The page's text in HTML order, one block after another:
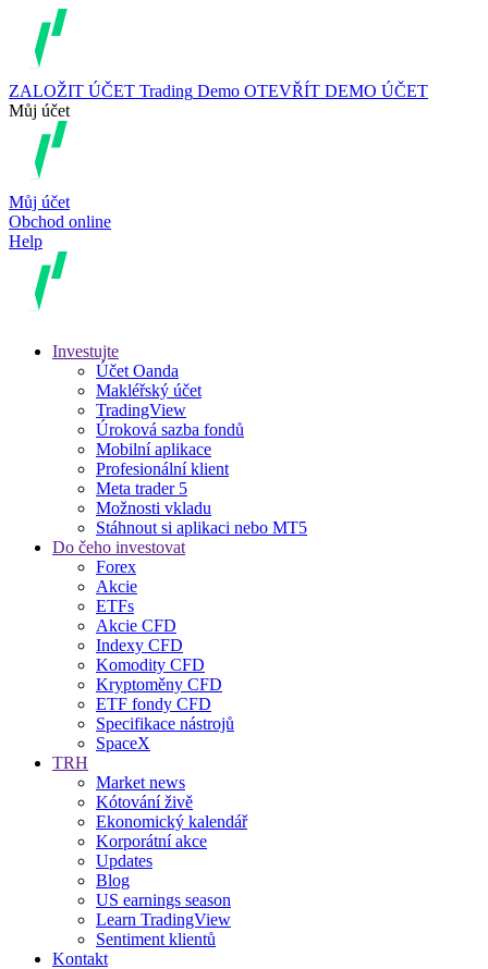
ZALOŽIT ÚČET Trading Demo OTEVŘÍT DEMO ÚČET
Můj účet
Můj účet
Obchod online
Help
Investujte
Účet Oanda
Makléřský účet
TradingView
Úroková sazba fondů
Mobilní aplikace
Profesionální klient
Meta trader 5
Možnosti vkladu
Stáhnout si aplikaci nebo MT5
Do čeho investovat
Forex
Akcie
ETFs
Akcie CFD
Indexy CFD
Komodity CFD
Kryptoměny CFD
ETF fondy CFD
Specifikace nástrojů
SpaceX
TRH
Market news
Kótování živě
Ekonomický kalendář
Korporátní akce
Updates
Blog
US earnings season
Learn TradingView
Sentiment klientů
Kontakt